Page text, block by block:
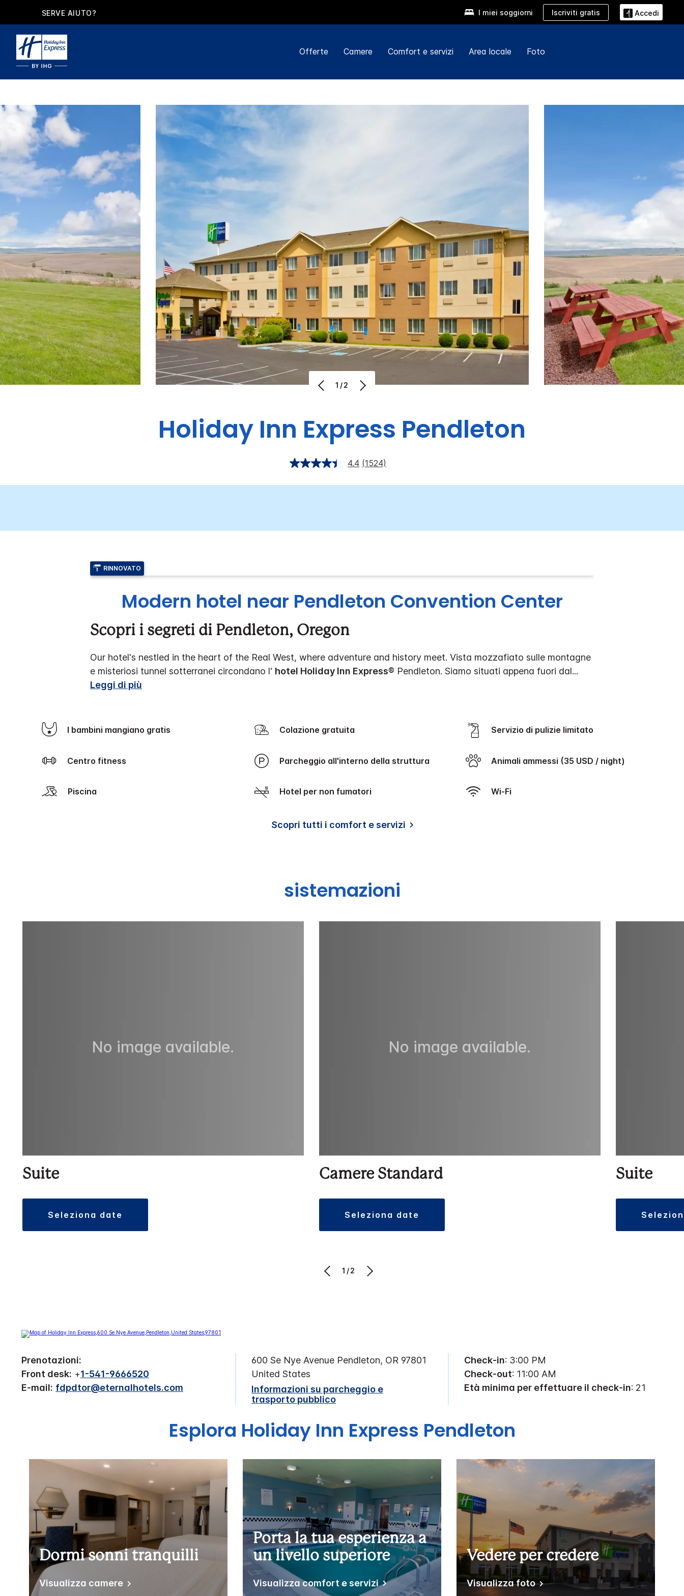
SERVE AIUTO? I miei soggiorni Iscriviti gratis Accedi
Offerte Camere Comfort e servizi Area locale Foto
1/2
Holiday Inn Express Pendleton
4.4 (1524)
RINNOVATO
Modern hotel near Pendleton Convention Center
Scopri i segreti di Pendleton, Oregon
Our hotel's nestled in the heart of the Real West, where adventure and history meet. Vista mozzafiato sulle montagne
e misteriosi tunnel sotterranei circondano l' hotel Holiday Inn Express® Pendleton. Siamo situati appena fuori dal...
Leggi di più
I bambini mangiano gratis Colazione gratuita Servizio di pulizie limitato
Centro fitness Parcheggio all'interno della struttura Animali ammessi (35 USD / night)
Piscina Hotel per non fumatori Wi-Fi
Scopri tutti i comfort e servizi
sistemazioni
No image available.
Suite
seleziona date
No image available.
Camere Standard
seleziona date
Suite
1/2
Prenotazioni:
Front desk: +1-541-9666520
E-mail: fdpdtor@eternalhotels.com
600 Se Nye Avenue Pendleton, OR 97801
United States
Informazioni su parcheggio e
trasporto pubblico
Check-in: 3:00 PM
Check-out: 11:00 AM
Età minima per effettuare il check-in: 21
Esplora Holiday Inn Express Pendleton
Dormi sonni tranquilli
Visualizza camere
Porta la tua esperienza a
un livello superiore
Visualizza comfort e servizi
Vedere per credere
Visualizza foto